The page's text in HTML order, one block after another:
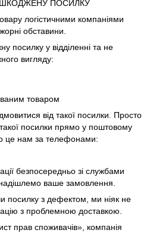
ПОСИЛКУ
логістичними компаніями
обставини.
посилку у відділенні та не
вигляду:
товаром
від такої посилки. Просто
посилки прямо у поштовому
це нам за телефонами:
безпосередньо зі службами
ваше замовлення.
посилку з дефектом, ми ніяк не
з проблемною доставкою.
прав споживачів», компанія